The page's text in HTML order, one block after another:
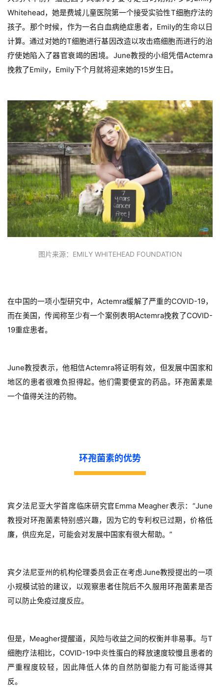
药
资
视
频
区
精
彩
活
动
Whitehead，她是费城儿童医院第一个接受实验性T细胞疗法的
孩子。那个时候，作为一名白血病绝症患者，Emily的生命以日
计算。通过对她的T细胞进行基因改造以攻击癌细胞而进行的治
疗使她陷入了器官衰竭的困境。 June教授的小组凭借Actemra
挽救了Emily， Emily下个月就将迎来她的15岁生日。
图片来源：EMILY WHITEHEAD FOUNDATION
在中国的一项小型研究中，Actemra缓解了严重的COVID-19，
而在美国，传闻称至少有一个案例表明Actemra挽救了COVID-
19重症患者。
June教授表示，他相信Actemra将证明有效，但发展中国家和
地区的患者很难负担得起。他们需要便宜的药品。 环孢菌素是
一个值得关注的药物。
环孢菌素的优势
宾夕法尼亚大学首席临床研究官Emma Meagher表示：“June
教授对环孢菌素特别感兴趣，因为它的专利权已过期，价格低
廉，供应充足，可能会对发展中国家有很大帮助。”
宾夕法尼亚州的机构伦理委员会正在考虑June教授提出的一项
小规模试验的建议，以观察患者住院后不久服用环孢菌素是否
可以防止免疫过度反应。
但是，Meagher提醒道，风险与收益之间的权衡并非易事。与T
细胞疗法相比，COVID-19中炎性蛋白的释放速度较慢且患者的
严重程度较轻，因此降低人体的自然防御能力有可能适得其
反。